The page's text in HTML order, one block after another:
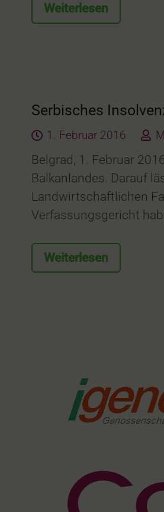
Weiterlesen
Serbisches
1. Februar 2016
Belgrad, 1. Februar
Balkanlandes. Darauf
Landwirtschaftlichen
Verfassungsgericht
Weiterlesen